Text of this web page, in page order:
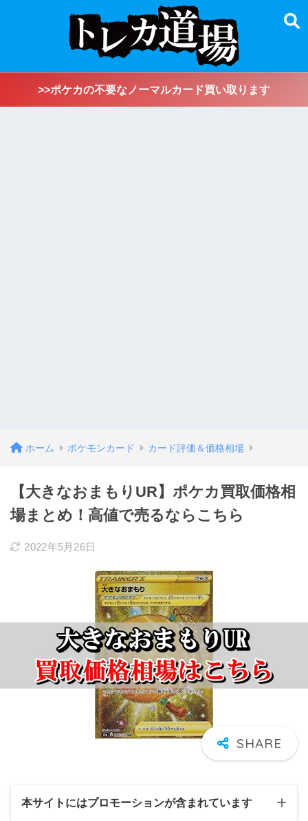
>>ポケカの不要なノーマルカード買い取ります
ホーム ポケモンカード カード評価＆価格相場
【大きなおまもりUR】ポケカ買取価格相
場まとめ！高値で売るならこちら
2022年5月26日
本サイトにはプロモーションが含まれています